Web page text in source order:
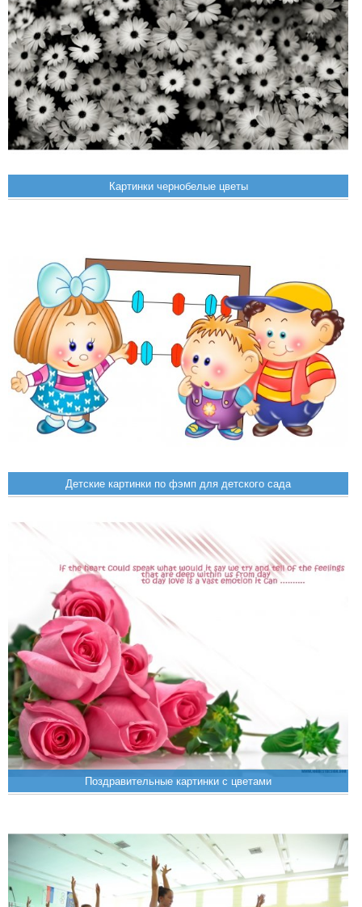
Картинки чернобелые цветы
Детские картинки по фэмп для детского сада
Поздравительные картинки с цветами